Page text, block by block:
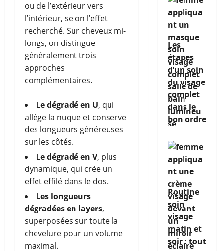
ou de l’extérieur vers
l’intérieur, selon l’effet
recherché. Sur cheveux mi-
longs, on distingue
généralement trois
approches
complémentaires.
Le dégradé en U, qui
allège la nuque et conserve
des longueurs généreuses
sur les côtés.
Le dégradé en V, plus
dynamique, qui crée un
effet effilé dans le dos.
Les longueurs
dégradées en layers,
superposées sur toute la
chevelure pour un volume
maximal.
Les
étapes
d’un soin
du visage
complet
dans le
bon ordre
Routine
soin
visage
matin et
soir : tout